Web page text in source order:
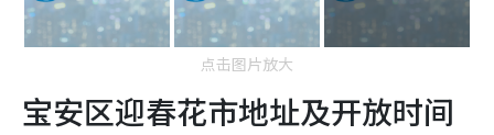
点击图片放大
宝安区迎春花市地址及开放时间